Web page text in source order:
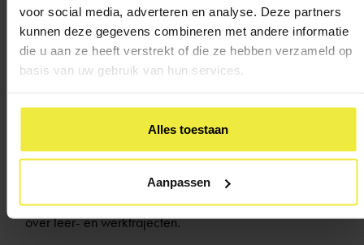
voor social media, adverteren en analyse. Deze partners
kunnen deze gegevens combineren met andere informatie
die u aan ze heeft verstrekt of die ze hebben verzameld op
basis van uw gebruik van hun services.
Alles toestaan
Aanpassen
thuiszittersregisseur aangesteld om het thuiszitten terug te
dringen.
De Amsterdamse Familie School wordt uitgebreid naar
meer scholen in het primair en voortgezet onderwijs.
de gemeente samen met bedrijven, scholen en
maatschappelijke organisaties een breder
Vakmanschapspact, waarin afspraken worden gemaakt
over leer- en werktrajecten.